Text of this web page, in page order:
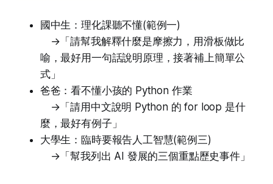
國中生：理化課聽不懂(範例一)
→「請幫我解釋什麼是摩擦力，用滑板做比
喻，最好用一句話說明原理，接著補上簡單公
式」
爸爸：看不懂小孩的 Python 作業
→「請用中文說明 Python 的 for loop 是什
麼，最好有例子」
大學生：臨時要報告人工智慧(範例三)
→「幫我列出 AI 發展的三個重點歷史事件」